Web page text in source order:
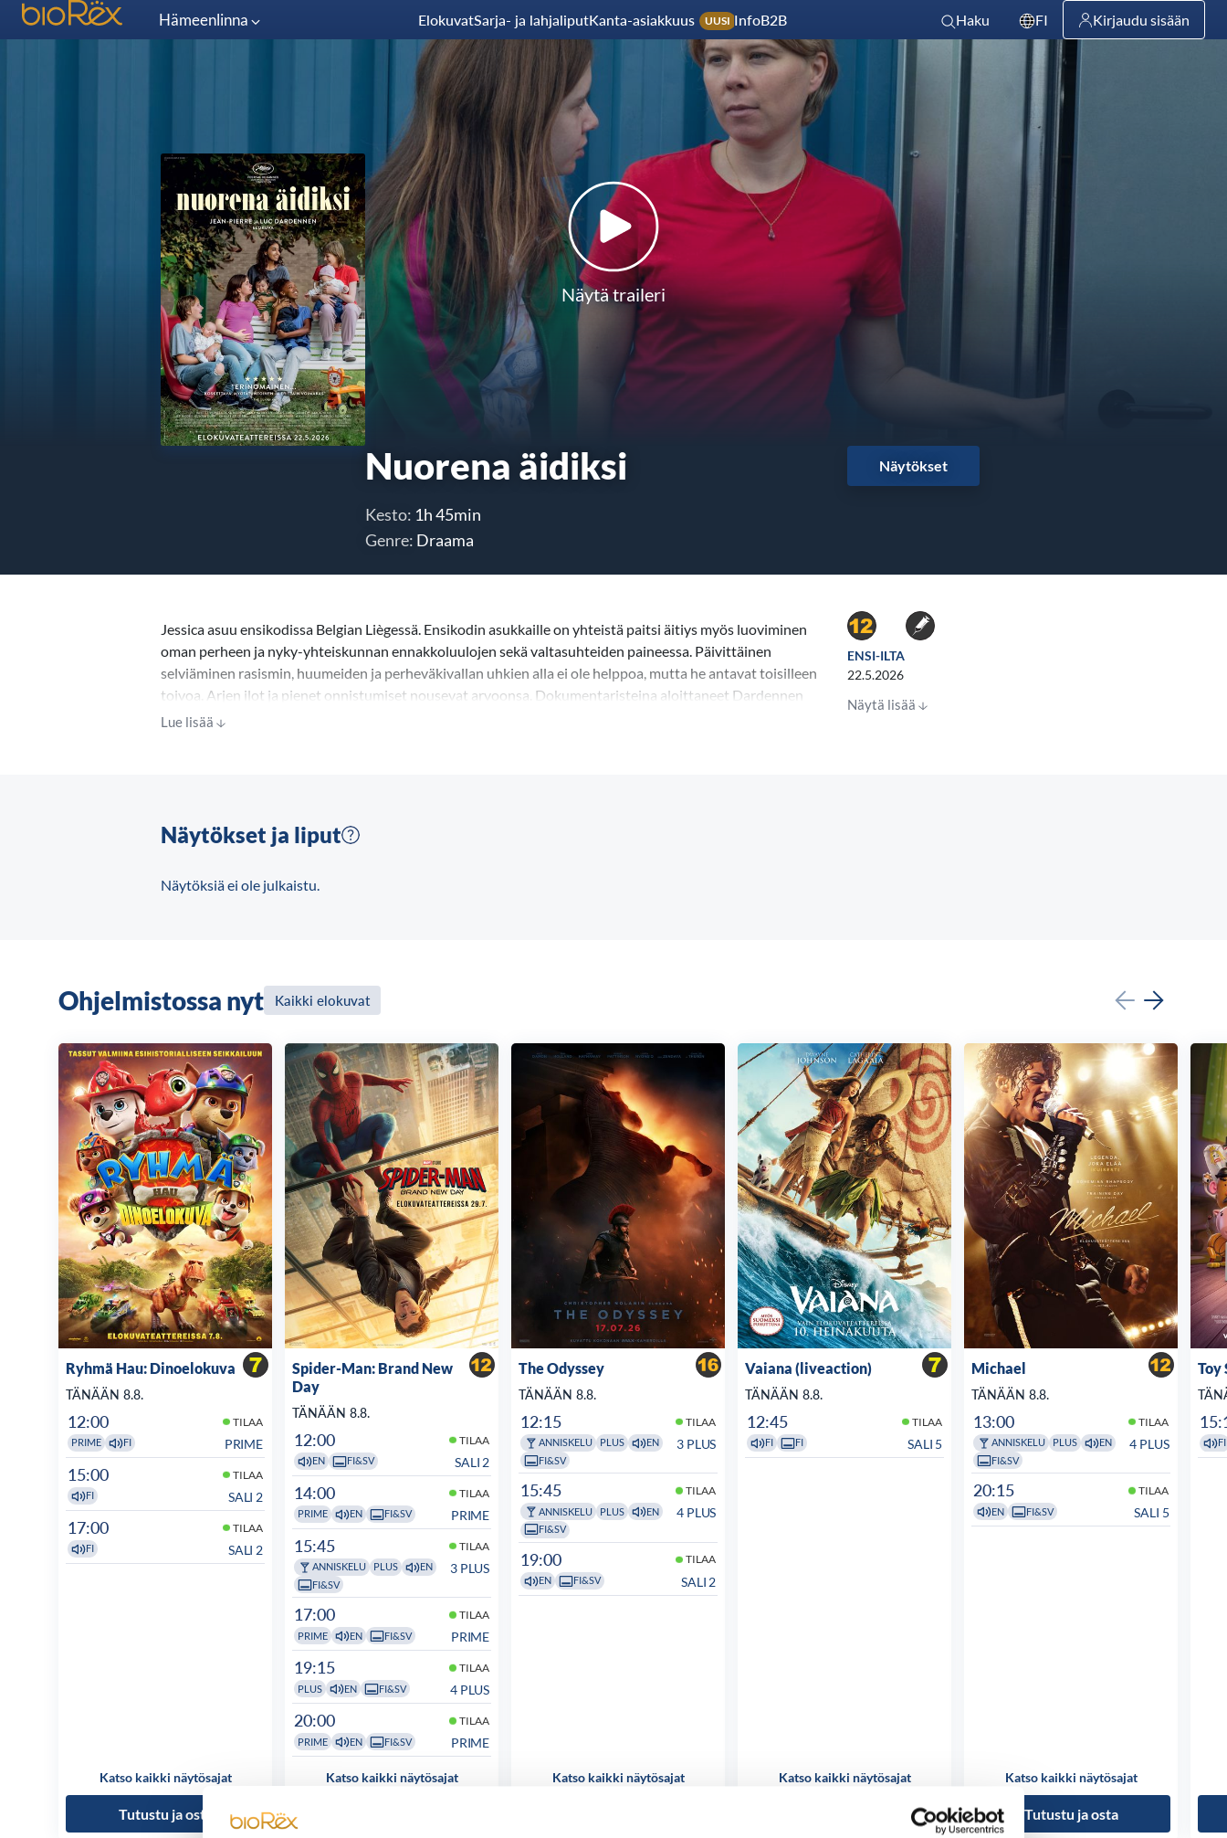
Hämeenlinna ElokuvatSarja- ja lahjaliputKanta-asiakkuus UUSI InfoB2B Haku FI Kirjaudu sisään
Näytä traileri
Nuorena äidiksi
Kesto: 1h 45min
Genre: Draama
Näytökset
Jessica asuu ensikodissa Belgian Liègessä. Ensikodin asukkaille on yhteistä paitsi äitiys myös luoviminen
oman perheen ja nyky-yhteiskunnan ennakkoluulojen sekä valtasuhteiden paineessa. Päivittäinen
selviäminen rasismin, huumeiden ja perheväkivallan uhkien alla ei ole helppoa, mutta he antavat toisilleen
toivoa. Arjen ilot ja pienet onnistumiset nousevat arvoonsa. Dokumentaristeina aloittaneet Dardennen
ohjaajaveljekset onnistuvat yhdistämään ajankohtaiset kysymykset väkevästi henkilökohtaisiin
Lue lisää
ENSI-ILTA
22.5.2026
Näytä lisää
Näytökset ja liput
Näytöksiä ei ole julkaistu.
Ohjelmistossa nyt Kaikki elokuvat
Ryhmä Hau: Dinoelokuva
TÄNÄÄN 8.8.
12:00 TILAA
PRIME FI PRIME
15:00 TILAA
FI SALI 2
17:00 TILAA
FI SALI 2
Katso kaikki näytösajat
Tutustu ja osta
Spider-Man: Brand New
Day
TÄNÄÄN 8.8.
12:00 TILAA
EN FI&SV SALI 2
14:00 TILAA
PRIME EN FI&SV PRIME
15:45 TILAA
ANNISKELU PLUS
EN
FI&SV
3 PLUS
17:00 TILAA
PRIME EN FI&SV PRIME
19:15 TILAA
PLUS EN FI&SV 4 PLUS
20:00 TILAA
PRIME EN FI&SV PRIME
Katso kaikki näytösajat
The Odyssey
TÄNÄÄN 8.8.
12:15 TILAA
ANNISKELU PLUS
EN
FI&SV
3 PLUS
15:45 TILAA
ANNISKELU PLUS
EN
FI&SV
4 PLUS
19:00 TILAA
EN FI&SV SALI 2
Katso kaikki näytösajat
Vaiana (liveaction)
TÄNÄÄN 8.8.
12:45 TILAA
FI FI SALI 5
Katso kaikki näytösajat
Michael
TÄNÄÄN 8.8.
13:00 TILAA
ANNISKELU PLUS
EN
FI&SV
4 PLUS
20:15 TILAA
EN FI&SV SALI 5
Katso kaikki näytösajat
Tutustu ja osta
Toy
FI